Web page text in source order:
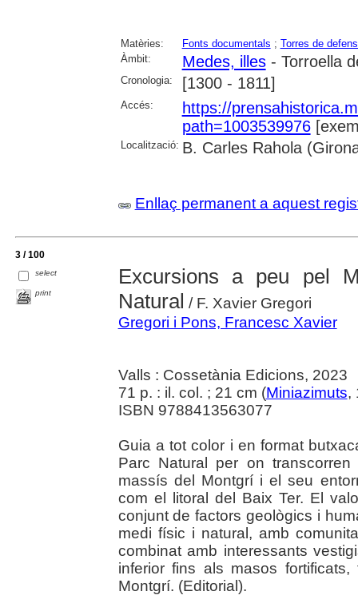
Matèries: Fonts documentals ; Torres de
Àmbit:
Medes, illes- Torroella
Cronologia: [1300 - 1811]
Accés:
https://
path=1003539976
Localització: B. Carles Rahola
Enllaç permanent a aquest
3 / 100
select
print
Excursions a peu pel
Natural / F. Xavier Gregori
Gregori i Pons, Francesc Xavier
Valls : Cossetània Edicions, 2023
71 p. : il. col. ; 21 cm (Miniazimuts,
ISBN 9788413563077
Guia a tot color i en format
Parc Natural per on
massís del Montgrí i el seu
com el litoral del Baix Ter. El
conjunt de factors geològics i
medi físic i natural, amb
combinat amb interessants
inferior fins als masos
Montgrí. (Editorial).